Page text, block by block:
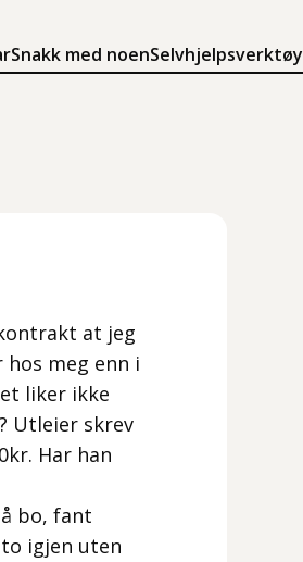
Snakk med noenSelvhjelpsverktøy
at jeg
meg enn i
liker ikke
Utleier skrev
Har han
bo, fant
igjen uten